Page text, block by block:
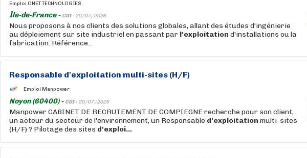
Emploi ONET TECHNOLOGIES
Île-de-France - CDI - 20/07/2026
Nous proposons à nos clients des solutions globales, allant des études d'ingénierie
au déploiement sur site industriel en passant par l'exploitation d'installations ou la
fabrication. Référence...
Responsable d'exploitation multi-sites (H/F)
Emploi Manpower
Noyon (60400) - CDI - 20/07/2026
Manpower CABINET DE RECRUTEMENT DE COMPIEGNE recherche pour son client,
un acteur du secteur de l'environnement, un Responsable d'exploitation multi-sites
(H/F) ? Pilotage des sites d'exploi...